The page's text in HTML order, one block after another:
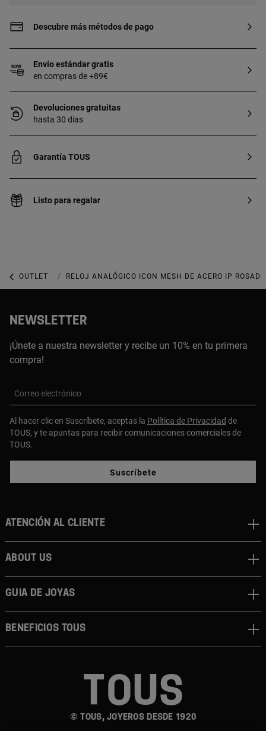
Descubre más métodos de pago
Envío estándar gratis
en compras de +89€
Devoluciones gratuitas
hasta 30 días
Garantía TOUS
Listo para regalar
OUTLET OUTLET RELOJES
RELOJ ANALÓGICO ICON MESH DE ACERO IP
NEWSLETTER
¡Únete a nuestra newsletter y recibe un 10% en tu primera
compra!
Correo electrónico
Al hacer clic en Suscríbete, aceptas la Política de Privacidad de
TOUS, y te apuntas para recibir comunicaciones comerciales de
TOUS.
Suscríbete
© TOUS, JOYEROS DESDE 1920
Atención al cliente
About us
Guia de joyas
Beneficios TOUS